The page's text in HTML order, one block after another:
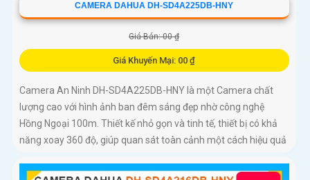
CAMERA DAHUA DH-SD4A225DB-HNY
Giá Bán: 00 ₫
Giá Khuyến Mại: 00 ₫
Camera An Ninh DH-SD4A225DB-HNY là một Camera chất
lượng cao với hình ảnh ban đêm sáng đẹp nhờ công nghệ
Hồng Ngoại 100m. Thiết kế nhỏ gọn và tinh tế, thiết bị có khả
năng xoay 360 độ, giúp quan sát toàn cảnh một cách hiệu quả